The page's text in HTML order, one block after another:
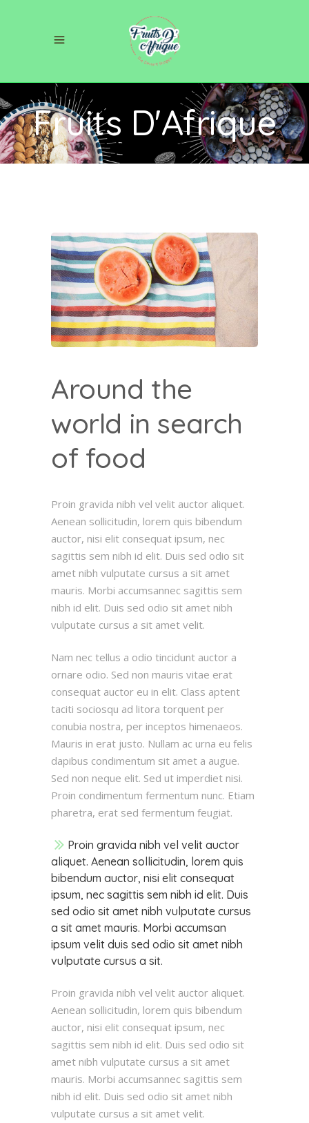
Fruits D'Afrique
Around the
world in search
of food
Proin gravida nibh vel velit auctor aliquet.
Aenean sollicitudin, lorem quis bibendum
auctor, nisi elit consequat ipsum, nec
sagittis sem nibh id elit. Duis sed odio sit
amet nibh vulputate cursus a sit amet
mauris. Morbi accumsannec sagittis sem
nibh id elit. Duis sed odio sit amet nibh
vulputate cursus a sit amet velit.
Nam nec tellus a odio tincidunt auctor a
ornare odio. Sed non mauris vitae erat
consequat auctor eu in elit. Class aptent
taciti sociosqu ad litora torquent per
conubia nostra, per inceptos himenaeos.
Mauris in erat justo. Nullam ac urna eu felis
dapibus condimentum sit amet a augue.
Sed non neque elit. Sed ut imperdiet nisi.
Proin condimentum fermentum nunc. Etiam
pharetra, erat sed fermentum feugiat.
Proin gravida nibh vel velit auctor
aliquet. Aenean sollicitudin, lorem quis
bibendum auctor, nisi elit consequat
ipsum, nec sagittis sem nibh id elit. Duis
sed odio sit amet nibh vulputate cursus
a sit amet mauris. Morbi accumsan
ipsum velit duis sed odio sit amet nibh
vulputate cursus a sit.
Proin gravida nibh vel velit auctor aliquet.
Aenean sollicitudin, lorem quis bibendum
auctor, nisi elit consequat ipsum, nec
sagittis sem nibh id elit. Duis sed odio sit
amet nibh vulputate cursus a sit amet
mauris. Morbi accumsannec sagittis sem
nibh id elit. Duis sed odio sit amet nibh
vulputate cursus a sit amet velit.